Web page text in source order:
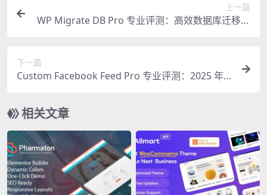
上一篇
WP Migrate DB Pro 专业评测：高效数据库迁移的
下一篇
Custom Facebook Feed Pro 专业评测：2025 年
相关文章